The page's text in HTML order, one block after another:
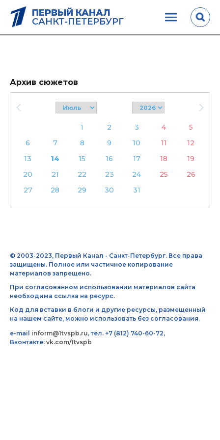
ПЕРВЫЙ КАНАЛ
САНКТ-ПЕТЕРБУРГ
Архив сюжетов
1 2 3 4
5
6
7 8 9 10 11
12
13
14 15 16 17 18
19
20
21 22 23 24 25
26
27
28 29 30 31
© 2003-2023, Первый Канал - Санкт-Петербург. Все права
защищены. Полное или частичное копирование
материалов запрещено.
При согласованном использовании материалов сайта
необходима ссылка на ресурс.
Код для вставки в блоги и другие ресурсы, размещенный
на нашем сайте, можно использовать без согласования.
e-mail inform@1tvspb.ru, тел. +7 (812) 740-60-72,
Вконтакте: vk.com/1tvspb